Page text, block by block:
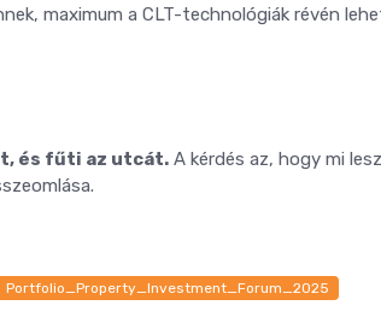
maximum a CLT-technológiák révén
és fűti az utcát. A kérdés az, hogy mi lesz
Portfolio_Property_Investment_Forum_2025